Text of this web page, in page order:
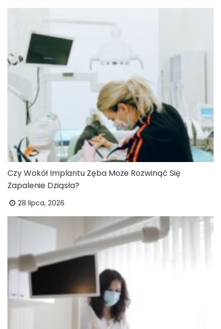
Czy Wokół Implantu Zęba Może Rozwinąć Się
Zapalenie Dziąsła?
28 lipca, 2026